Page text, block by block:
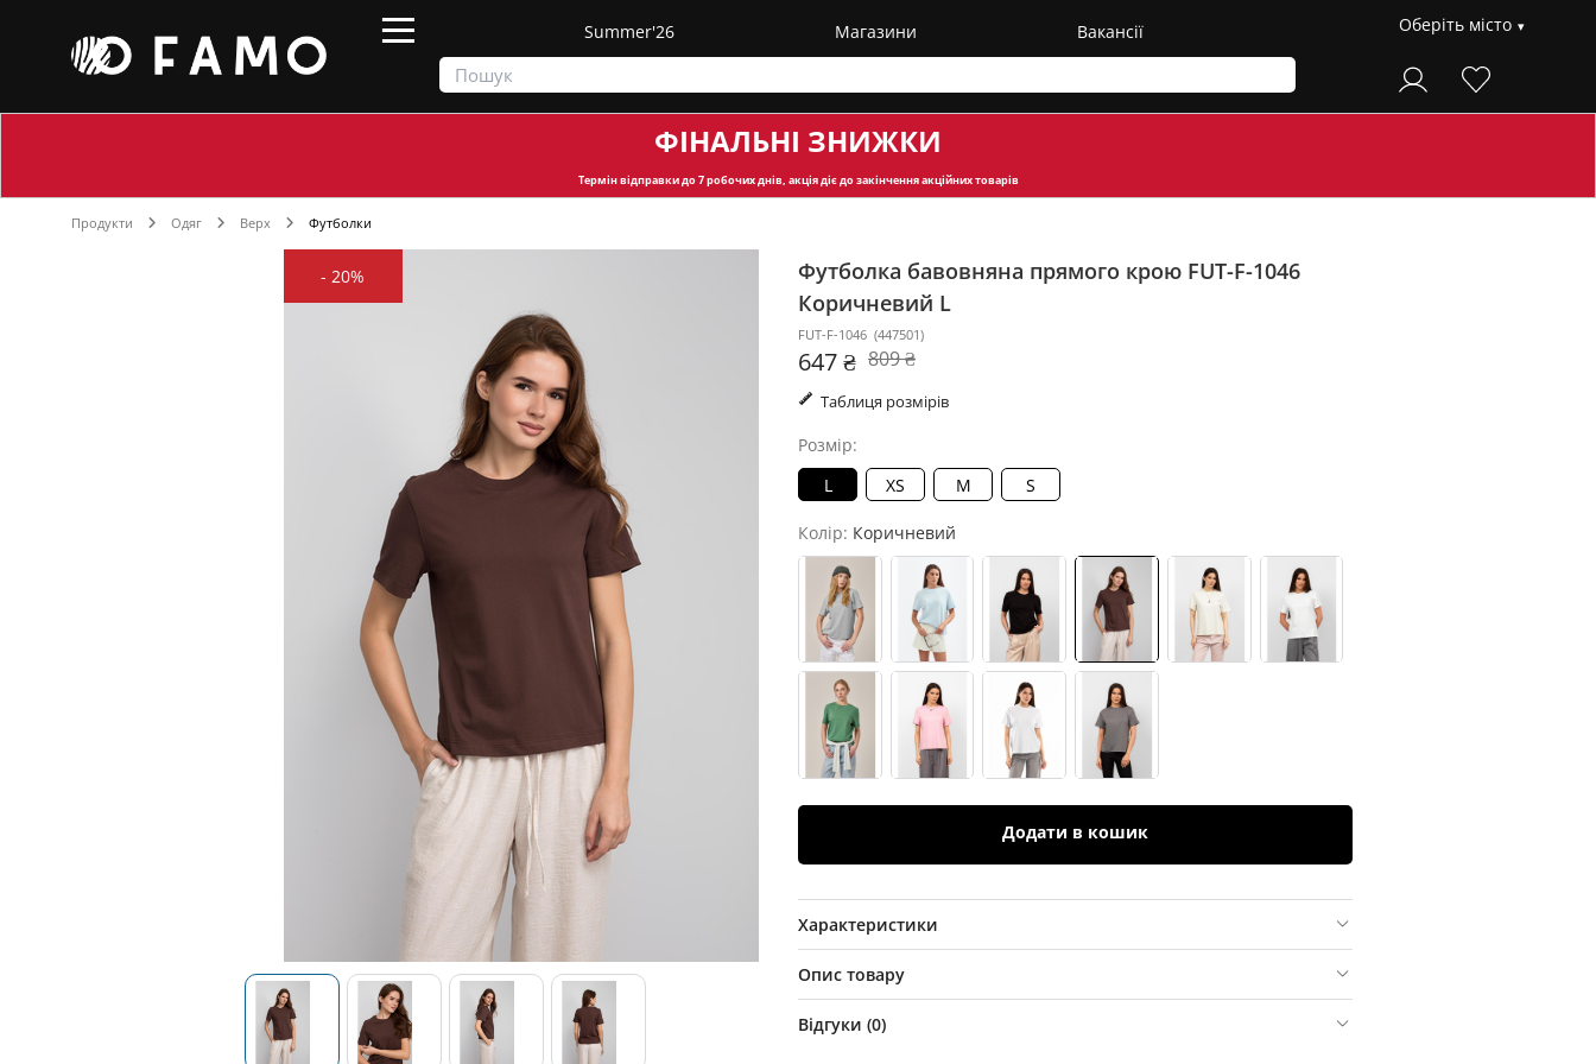
Summer'26 Магазини Вакансії Оберіть місто
ФІНАЛЬНІ ЗНИЖКИ
Термін відправкидо 7 робочих днів, акція діє до закінчення акційних товарів
Продукти Одяг Верх Футболки
-20%
Футболка бавовняна прямого крою FUT-F-1046
Коричневий L
FUT-F-1046 (447501)
647 ₴ 809 ₴
Таблиця розмірів
Розмір:
L
XS M S
Колір: Коричневий
Додати в кошик
Характеристики
Опис товару
Відгуки (0)